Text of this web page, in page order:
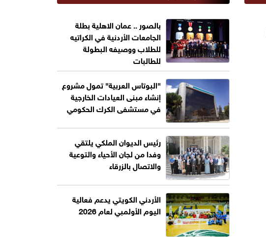
بالصور .. عمان الاهلية بطلة
الجامعات الأردنية في الكراتيه
للطلاب ووصيفه البطولة
للطالبات
"البوتاس العربية" تمول مشروع
إنشاء مبنى العيادات الخارجية
في مستشفى الكرك الحكومي
رئيس الديوان الملكي يلتقي
وفدا من لجان الأحياء والتوعية
والاتصال بالزرقاء
الأردني الكويتي يدعم فعالية
اليوم الأولمبي لعام 2026